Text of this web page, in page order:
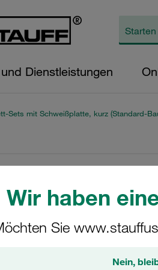
Wir haben
Sie
Nein,
Dienstleistungen
Sets mit Schweißplatte, kurz (Standard-